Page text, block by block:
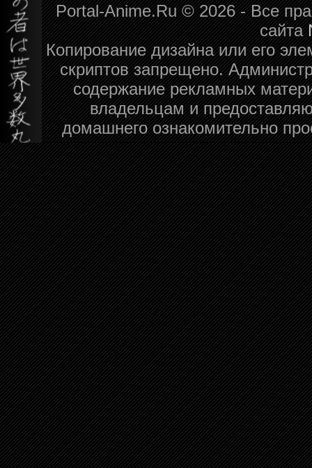
Portal-Anime.Ru © 2026 - Все
сайта
Копирование дизайна или его
скриптов запрещено.
содержание рекламных
владельцам и
домашнего ознакомительно